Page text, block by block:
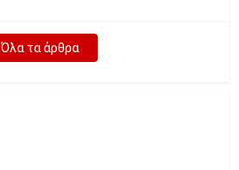
Όλα τα άρθρα